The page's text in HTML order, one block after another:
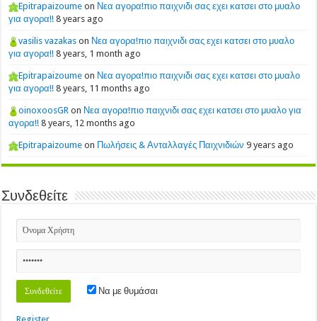
Epitrapaizoume on Νεα αγορα!πιο παιχνιδι σας εχει κατσει στο μυαλο
για αγορα!! 8 years ago
vasilis vazakas on Νεα αγορα!πιο παιχνιδι σας εχει κατσει στο μυαλο
για αγορα!! 8 years, 1 month ago
Epitrapaizoume on Νεα αγορα!πιο παιχνιδι σας εχει κατσει στο μυαλο
για αγορα!! 8 years, 11 months ago
oinoxoosGR on Νεα αγορα!πιο παιχνιδι σας εχει κατσει στο μυαλο για
αγορα!! 8 years, 12 months ago
Epitrapaizoume on Πωλήσεις & Ανταλλαγές Παιχνιδιών 9 years ago
Συνδεθείτε
Να με θυμάσαι